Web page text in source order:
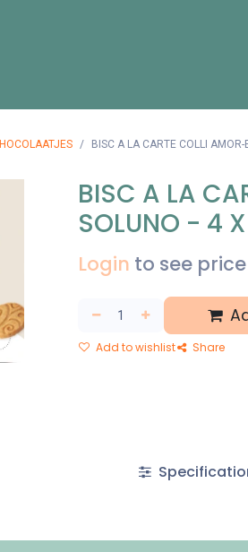
BISC A LA CARTE COLLI
BISC A LA
SOLUNO - 4
Login to see price
Add to wishlist Share